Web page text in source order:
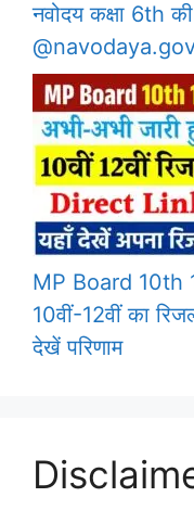
नवोदय कक्षा 6th
MP Board 10th
10वीं-12वीं का
देखें परिणाम